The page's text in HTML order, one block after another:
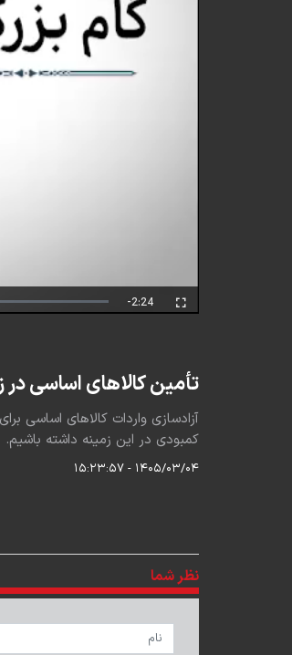
Remaining
Time
-2:24
Fullscreen
تأمین کالاهای اساسی
آزادسازی واردات کالاهای
کمبودی در این زمینه داشته باشیم.
۱۴۰۵/۰۳/۰۴ - ۱۵:۲۳:۵۷
نظر شما